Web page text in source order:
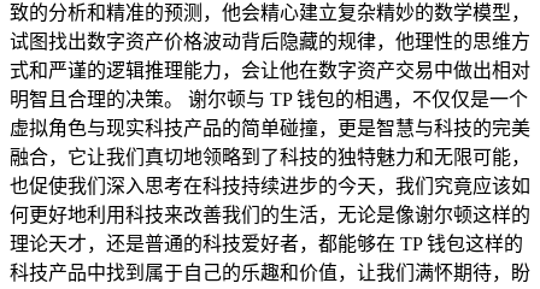
致的分析和精准的预测，他会精心建立复杂精妙的数学模型，
试图找出数字资产价格波动背后隐藏的规律，他理性的思维方
式和严谨的逻辑推理能力，会让他在数字资产交易中做出相对
明智且合理的决策。 谢尔顿与 TP 钱包的相遇，不仅仅是一个
虚拟角色与现实科技产品的简单碰撞，更是智慧与科技的完美
融合，它让我们真切地领略到了科技的独特魅力和无限可能，
也促使我们深入思考在科技持续进步的今天，我们究竟应该如
何更好地利用科技来改善我们的生活，无论是像谢尔顿这样的
理论天才，还是普通的科技爱好者，都能够在 TP 钱包这样的
科技产品中找到属于自己的乐趣和价值，让我们满怀期待，盼